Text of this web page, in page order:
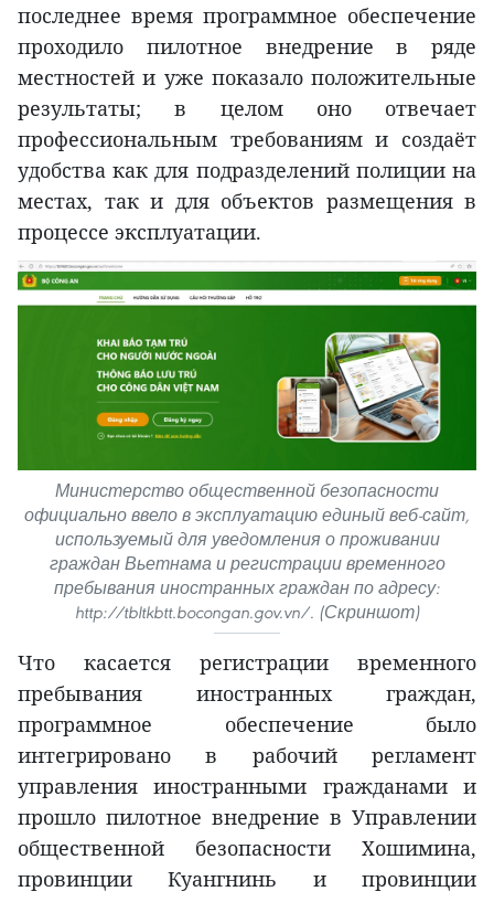
последнее время программное обеспечение
проходило пилотное внедрение в ряде
местностей и уже показало положительные
результаты; в целом оно отвечает
профессиональным требованиям и создаёт
удобства как для подразделений полиции на
местах, так и для объектов размещения в
процессе эксплуатации.
Министерство общественной безопасности
официально ввело в эксплуатацию единый веб-сайт,
используемый для уведомления о проживании
граждан Вьетнама и регистрации временного
пребывания иностранных граждан по адресу:
http://tbltkbtt.bocongan.gov.vn/. (Скриншот)
Что касается регистрации временного
пребывания иностранных граждан,
программное обеспечение было
интегрировано в рабочий регламент
управления иностранными гражданами и
прошло пилотное внедрение в Управлении
общественной безопасности Хошимина,
провинции Куангнинь и провинции